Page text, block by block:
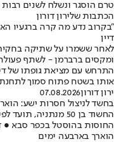
טרם הוסגר ונשלח לשנים רבות
הכתבות שלירון דורון
"בקרוב נדע מה קרה ברגעיו
דיין
לאחר ששמרו על שתיקה
ומקסים ברברמן - לשתף
התרחש עם מציאת גופתו של
אותו בשטח פתוח סמוך
ירון דורון07.08.2026
בחשד לניצול חסרות ישע:
החשוד בן 50
החוסות בהוסטל בכפר סבא ●
הוארך בארבעה ימים